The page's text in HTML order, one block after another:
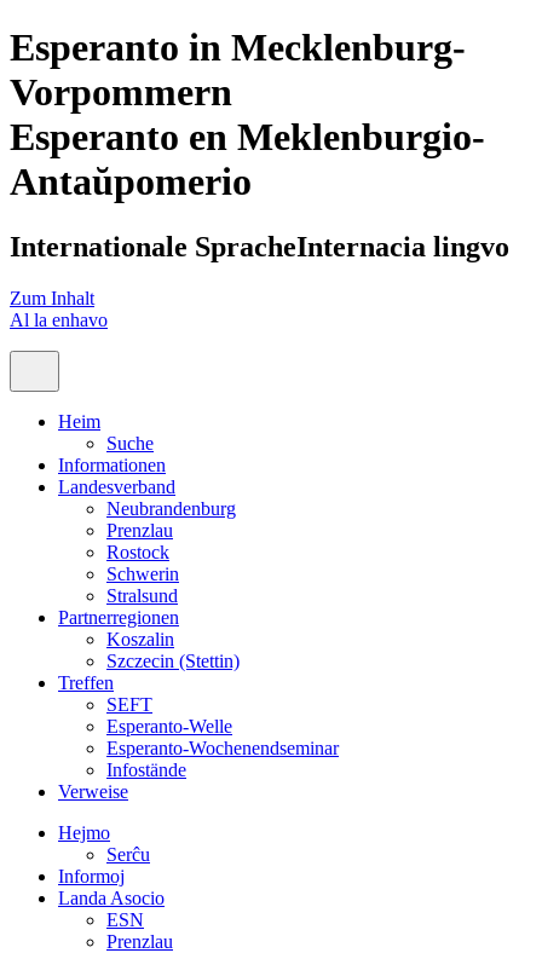
Esperanto in Mecklenburg-
Vorpommern
Esperanto en Meklenburgio-
Antaŭpomerio
Internationale SpracheInternacia lingvo
Zum Inhalt
Al la enhavo
Heim
Suche
Informationen
Landesverband
Neubrandenburg
Prenzlau
Rostock
Schwerin
Stralsund
Partnerregionen
Koszalin
Szczecin (Stettin)
Treffen
SEFT
Esperanto-Welle
Esperanto-Wochenendseminar
Infostände
Verweise
Hejmo
Serĉu
Informoj
Landa Asocio
ESN
Prenzlau